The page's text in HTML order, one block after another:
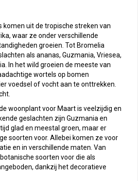
komen uit de tropische streken van
waar ze onder verschillende
groeien. Tot Bromelia
als ananas, Guzmania, Vriesea,
In het wild groeien de meeste van
wortels op bomen
voedsel of vocht aan te onttrekken.
woonplant voor Maart is veelzijdig en
geslachten zijn Guzmania en
glad en meestal groen, maar er
soorten voor. Allebei komen ze voor
en in verschillende maten. Van
soorten voor die als
dankzij het decoratieve